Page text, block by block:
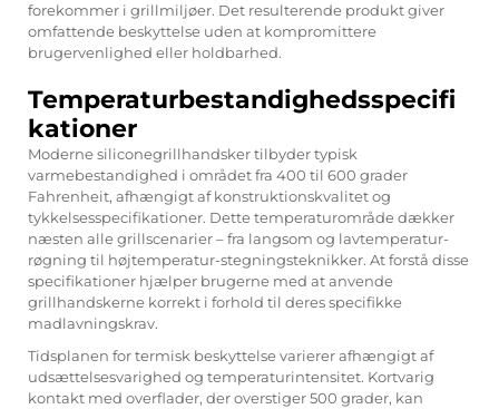
forekommer i grillmiljøer. Det resulterende produkt giver
omfattende beskyttelse uden at kompromittere
brugervenlighed eller holdbarhed.
Temperaturbestandighedsspecifi
kationer
Moderne siliconegrillhandsker tilbyder typisk
varmebestandighed i området fra 400 til 600 grader
Fahrenheit, afhængigt af konstruktionskvalitet og
tykkelsesspecifikationer. Dette temperaturområde dækker
næsten alle grillscenarier – fra langsom og lavtemperatur-
røgning til højtemperatur-stegningsteknikker. At forstå disse
specifikationer hjælper brugerne med at anvende
grillhandskerne korrekt i forhold til deres specifikke
madlavningskrav.
Tidsplanen for termisk beskyttelse varierer afhængigt af
udsættelsesvarighed og temperaturintensitet. Kortvarig
kontakt med overflader, der overstiger 500 grader, kan